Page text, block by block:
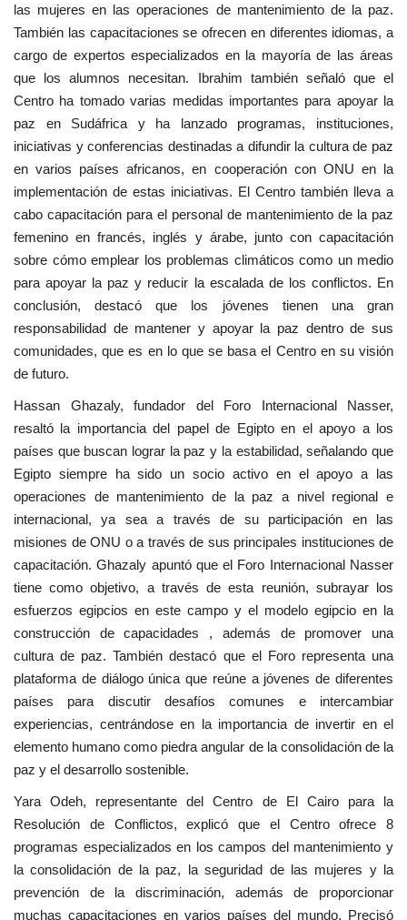
las mujeres en las operaciones de mantenimiento de la paz.
También las capacitaciones se ofrecen en diferentes idiomas, a
cargo de expertos especializados en la mayoría de las áreas
que los alumnos necesitan. Ibrahim también señaló que el
Centro ha tomado varias medidas importantes para apoyar la
paz en Sudáfrica y ha lanzado programas, instituciones,
iniciativas y conferencias destinadas a difundir la cultura de paz
en varios países africanos, en cooperación con ONU en la
implementación de estas iniciativas. El Centro también lleva a
cabo capacitación para el personal de mantenimiento de la paz
femenino en francés, inglés y árabe, junto con capacitación
sobre cómo emplear los problemas climáticos como un medio
para apoyar la paz y reducir la escalada de los conflictos. En
conclusión, destacó que los jóvenes tienen una gran
responsabilidad de mantener y apoyar la paz dentro de sus
comunidades, que es en lo que se basa el Centro en su visión
de futuro.
Hassan Ghazaly, fundador del Foro Internacional Nasser,
resaltó la importancia del papel de Egipto en el apoyo a los
países que buscan lograr la paz y la estabilidad, señalando que
Egipto siempre ha sido un socio activo en el apoyo a las
operaciones de mantenimiento de la paz a nivel regional e
internacional, ya sea a través de su participación en las
misiones de ONU o a través de sus principales instituciones de
capacitación. Ghazaly apuntó que el Foro Internacional Nasser
tiene como objetivo, a través de esta reunión, subrayar los
esfuerzos egipcios en este campo y el modelo egipcio en la
construcción de capacidades , además de promover una
cultura de paz. También destacó que el Foro representa una
plataforma de diálogo única que reúne a jóvenes de diferentes
países para discutir desafíos comunes e intercambiar
experiencias, centrándose en la importancia de invertir en el
elemento humano como piedra angular de la consolidación de la
paz y el desarrollo sostenible.
Yara Odeh, representante del Centro de El Cairo para la
Resolución de Conflictos, explicó que el Centro ofrece 8
programas especializados en los campos del mantenimiento y
la consolidación de la paz, la seguridad de las mujeres y la
prevención de la discriminación, además de proporcionar
muchas capacitaciones en varios países del mundo. Precisó